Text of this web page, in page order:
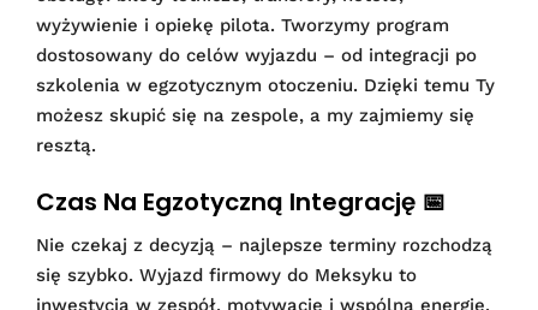
wyżywienie i opiekę pilota. Tworzymy program
dostosowany do celów wyjazdu – od integracji po
szkolenia w egzotycznym otoczeniu. Dzięki temu Ty
możesz skupić się na zespole, a my zajmiemy się
resztą.
Czas Na Egzotyczną Integrację 📅
Nie czekaj z decyzją – najlepsze terminy rozchodzą
się szybko. Wyjazd firmowy do Meksyku to
inwestycja w zespół, motywację i wspólną energię.